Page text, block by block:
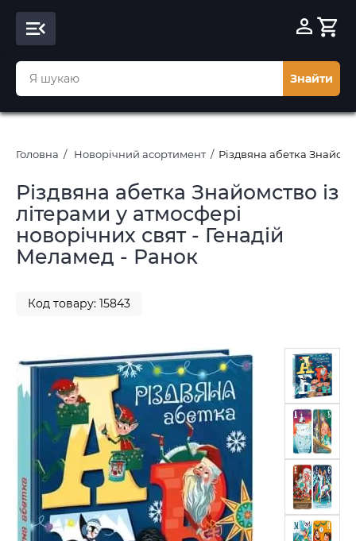
Знайти
Головна Новорічний асортимент Різдвяна абетка
Різдвяна абетка Знайомство із
літерами у атмосфері
новорічних свят - Генадій
Меламед - Ранок
Код товару: 15843